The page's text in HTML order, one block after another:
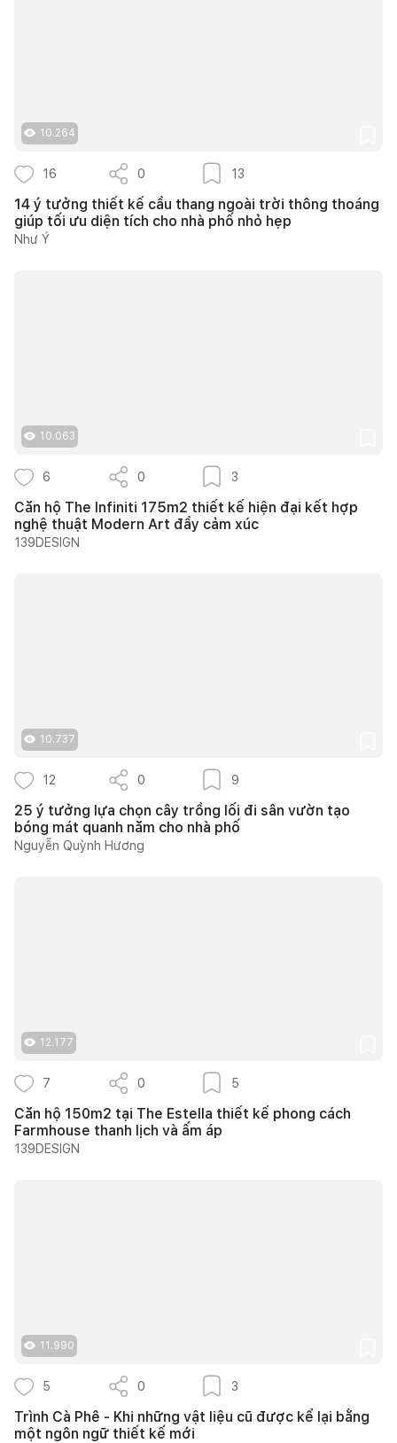
10.264
16 0 13
14 ý tưởng thiết kế cầu thang ngoài trời thông thoáng
giúp tối ưu diện tích cho nhà phố nhỏ hẹp
Như Ý
10.063
6 0 3
Căn hộ The Infiniti 175m2 thiết kế hiện đại kết hợp
nghệ thuật Modern Art đầy cảm xúc
139DESIGN
10.737
12 0 9
25 ý tưởng lựa chọn cây trồng lối đi sân vườn tạo
bóng mát quanh năm cho nhà phố
Nguyễn Quỳnh Hương
12.177
7 0 5
Căn hộ 150m2 tại The Estella thiết kế phong cách
Farmhouse thanh lịch và ấm áp
139DESIGN
11.990
5 0 3
Trình Cà Phê - Khi những vật liệu cũ được kể lại bằng
một ngôn ngữ thiết kế mới